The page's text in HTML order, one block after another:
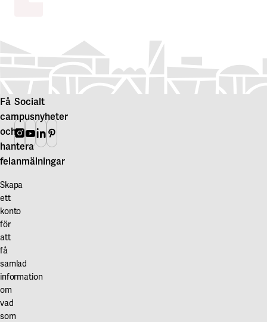
Få
campusnyheter
och
hantera
felanmälningar
Skapa
ett
konto
för
att
få
samlad
information
om
vad
som
Socialt
Instagram
Youtube
Linkedin
Pinterest